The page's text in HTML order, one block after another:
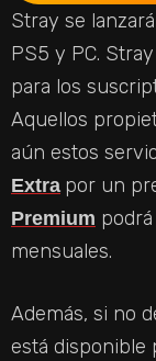
Stray se
PS5 y PC.
para los
Aquellos
aún estos
Extra por un
Premium
mensuales.
Además, si no
está disponible